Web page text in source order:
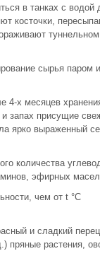
в танках с водой
косточки,
туннельном
сырья паром
4-х месяцев
запах присущие
ярко выраженный
количества
эфирных
чем от t °C
и сладкий
пряные растения,